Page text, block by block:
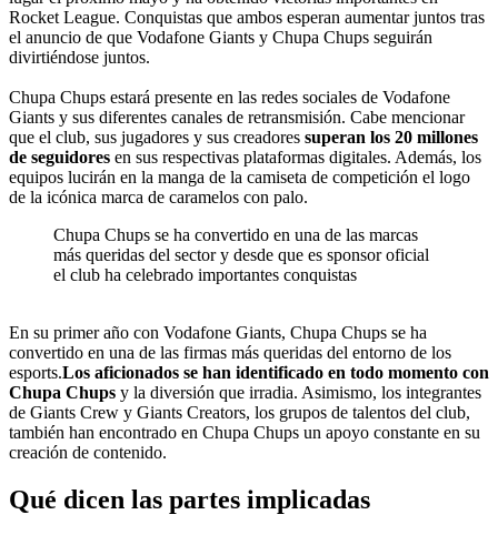
Rocket League. Conquistas que ambos esperan aumentar juntos tras
el anuncio de que Vodafone Giants y Chupa Chups seguirán
divirtiéndose juntos.
Chupa Chups estará presente en las redes sociales de Vodafone
Giants y sus diferentes canales de retransmisión. Cabe mencionar
que el club, sus jugadores y sus creadores superan los 20 millones
de seguidores en sus respectivas plataformas digitales. Además, los
equipos lucirán en la manga de la camiseta de competición el logo
de la icónica marca de caramelos con palo.
Chupa Chups se ha convertido en una de las marcas
más queridas del sector y desde que es sponsor oficial
el club ha celebrado importantes conquistas
En su primer año con Vodafone Giants, Chupa Chups se ha
convertido en una de las firmas más queridas del entorno de los
esports.Los aficionados se han identificado en todo momento con
Chupa Chups y la diversión que irradia. Asimismo, los integrantes
de Giants Crew y Giants Creators, los grupos de talentos del club,
también han encontrado en Chupa Chups un apoyo constante en su
creación de contenido.
Qué dicen las partes implicadas